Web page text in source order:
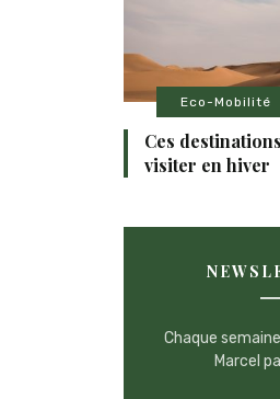
Eco-Mobilité
Ces
visiter en hiver
Chaque
Marcel